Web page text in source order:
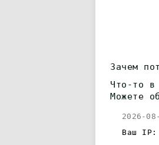
Зачем
Что-то в
Можете
2026-
Ваш IP: